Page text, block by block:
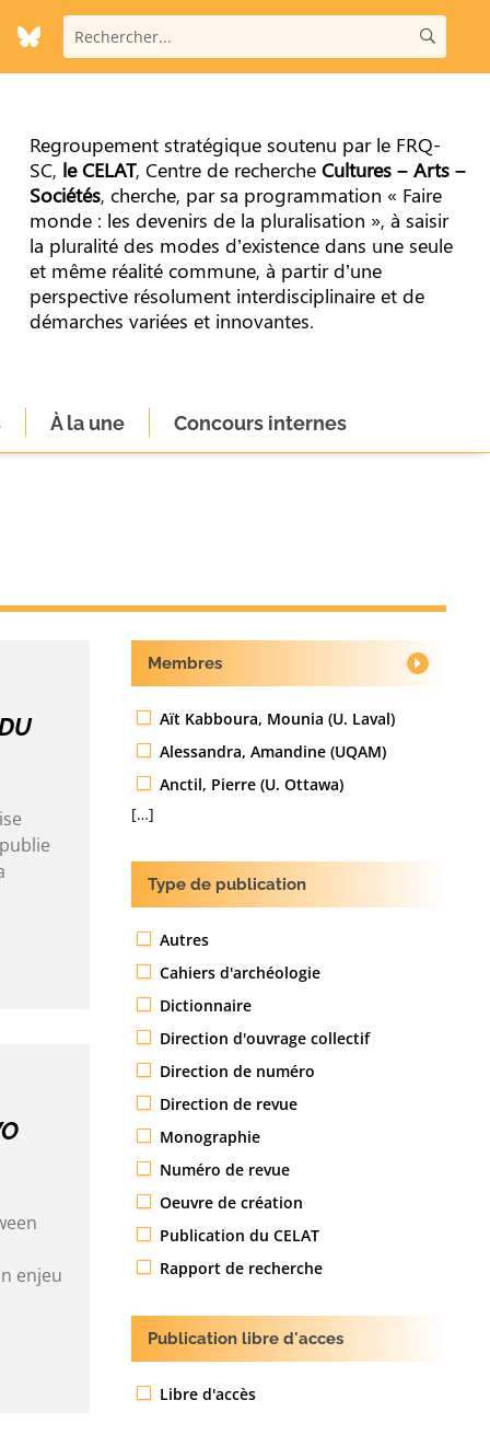
Regroupement stratégique soutenu par le FRQ-
SC, le CELAT, Centre de recherche Cultures – Arts –
Sociétés, cherche, par sa programmation « Faire
monde : les devenirs de la pluralisation », à saisir
la pluralité des modes d’existence dans une seule
et même réalité commune, à partir d’une
perspective résolument interdisciplinaire et de
démarches variées et innovantes.
À la une Concours internes
enjeu
Membres
Aït Kabboura, Mounia (U. Laval)
Alessandra, Amandine (UQAM)
Anctil, Pierre (U. Ottawa)
[…]
Type de publication
Autres
Cahiers d'archéologie
Dictionnaire
Direction d'ouvrage collectif
Direction de numéro
Direction de revue
Monographie
Numéro de revue
Oeuvre de création
Publication du CELAT
Rapport de recherche
Publication libre d'acces
Libre d'accès